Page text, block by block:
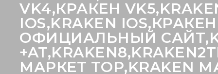
VK4,КРАКЕН
IOS,KRAKEN
ОФИЦИАЛЬНЫЙ
МАРКЕТ ТОР,KRAKEN